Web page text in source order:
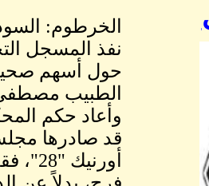
الخرطوم:
نفذ المسجل
حول أسهم
الطبيب
قد صادرها